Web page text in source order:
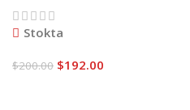
Stokta
$200.00 $192.00